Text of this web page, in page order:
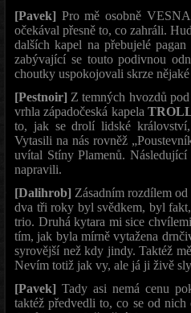
[Pavek] Pro mě osobně
očekával přesně to, co zahráli.
dalších kapel na přebujelé
zabývající se touto podivnou
choutky uspokojovali skrze
[Pestnoir] Z temných hvozdů
vrhla západočeská kapela
to, jak se drolí lidské
Vytasili na nás rovněž
uvítal Stíny Plamenů.
napravili.
[Dalihrob] Zásadním rozdílem
dva tři roky byl svědkem, byl
trio. Druhá kytara mi sice
tím, jak byla mírně vytažena
syrovější než kdy jindy. Taktéž
Nevím totiž jak vy, ale já ji živě
[Pavek] Tady asi nemá cenu
taktéž předvedli to, co se od nich